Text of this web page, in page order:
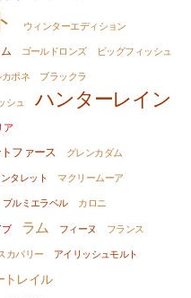
ウィンターエディション
ゴールドロンズ
ビッグフィッシュ
カポネ ブラックラ
シュ ハンターレイン
ア
ファース グレンカダム
タレット マクリームーア
プルミエラベル カロニ
ブ ラム フィーヌ
フランス
カバリー アイリッシュモルト
トレイル